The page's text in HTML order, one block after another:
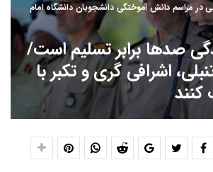
در مراسم دانش آموختگی دانشجویان دانشگاه امام
صدها برابر تسلیم است/
اشرافی گری و تکبر با
کنند